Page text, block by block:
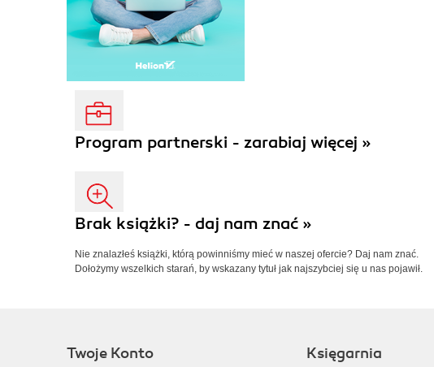
Program partnerski - zarabiaj więcej »
Brak książki? - daj nam znać »
Nie znalazłeś książki, którą powinniśmy mieć w naszej ofercie? Daj nam znać.
Dołożymy wszelkich starań, by wskazany tytuł jak najszybciej się u nas pojawił.
Twoje Konto Księgarnia